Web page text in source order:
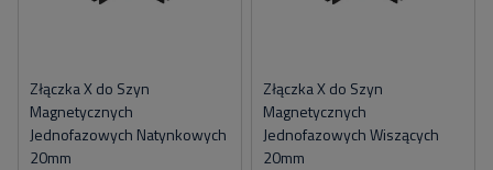
Złączka X do Szyn
Magnetycznych
Jednofazowych Natynkowych
20mm
Złączka X do Szyn
Magnetycznych
Jednofazowych Wiszących
20mm